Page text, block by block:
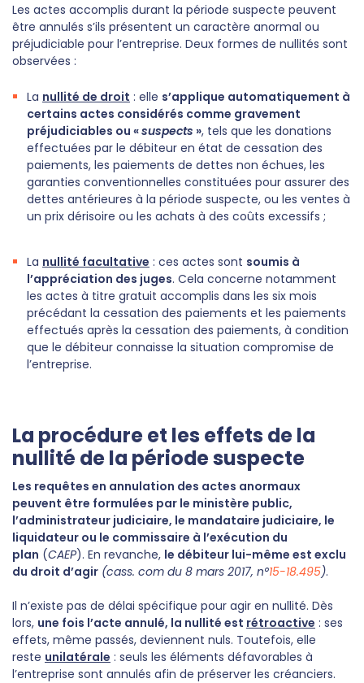
Les actes accomplis durant la période suspecte peuvent
être annulés s’ils présentent un caractère anormal ou
préjudiciable pour l’entreprise. Deux formes de nullités sont
observées :
La nullité de droit : elle s’applique automatiquement à
certains actes considérés comme gravement
préjudiciables ou «suspects », tels que les donations
effectuées par le débiteur en état de cessation des
paiements, les paiements de dettes non échues, les
garanties conventionnelles constituées pour assurer des
dettes antérieures à la période suspecte, ou les ventes à
un prix dérisoire ou les achats à des coûts excessifs ;
La nullité facultative : ces actes sont soumis à
l’appréciation des juges. Cela concerne notamment
les actes à titre gratuit accomplis dans les six mois
précédant la cessation des paiements et les paiements
effectués après la cessation des paiements, à condition
que le débiteur connaisse la situation compromise de
l’entreprise.
La procédure et les effets de la
nullité de la période suspecte
Les requêtes en annulation des actes anormaux
peuvent être formulées par le ministère public,
l’administrateur judiciaire, le mandataire judiciaire, le
liquidateur ou le commissaire à l’exécution du
plan (CAEP). En revanche, le débiteur lui-même est exclu
du droit d’agir (cass. com du 8 mars 2017, n°15-18.495).
Il n’existe pas de délai spécifique pour agir en nullité. Dès
lors, une fois l’acte annulé, la nullité est rétroactive : ses
effets, même passés, deviennent nuls. Toutefois, elle
reste unilatérale : seuls les éléments défavorables à
l’entreprise sont annulés afin de préserver les créanciers.